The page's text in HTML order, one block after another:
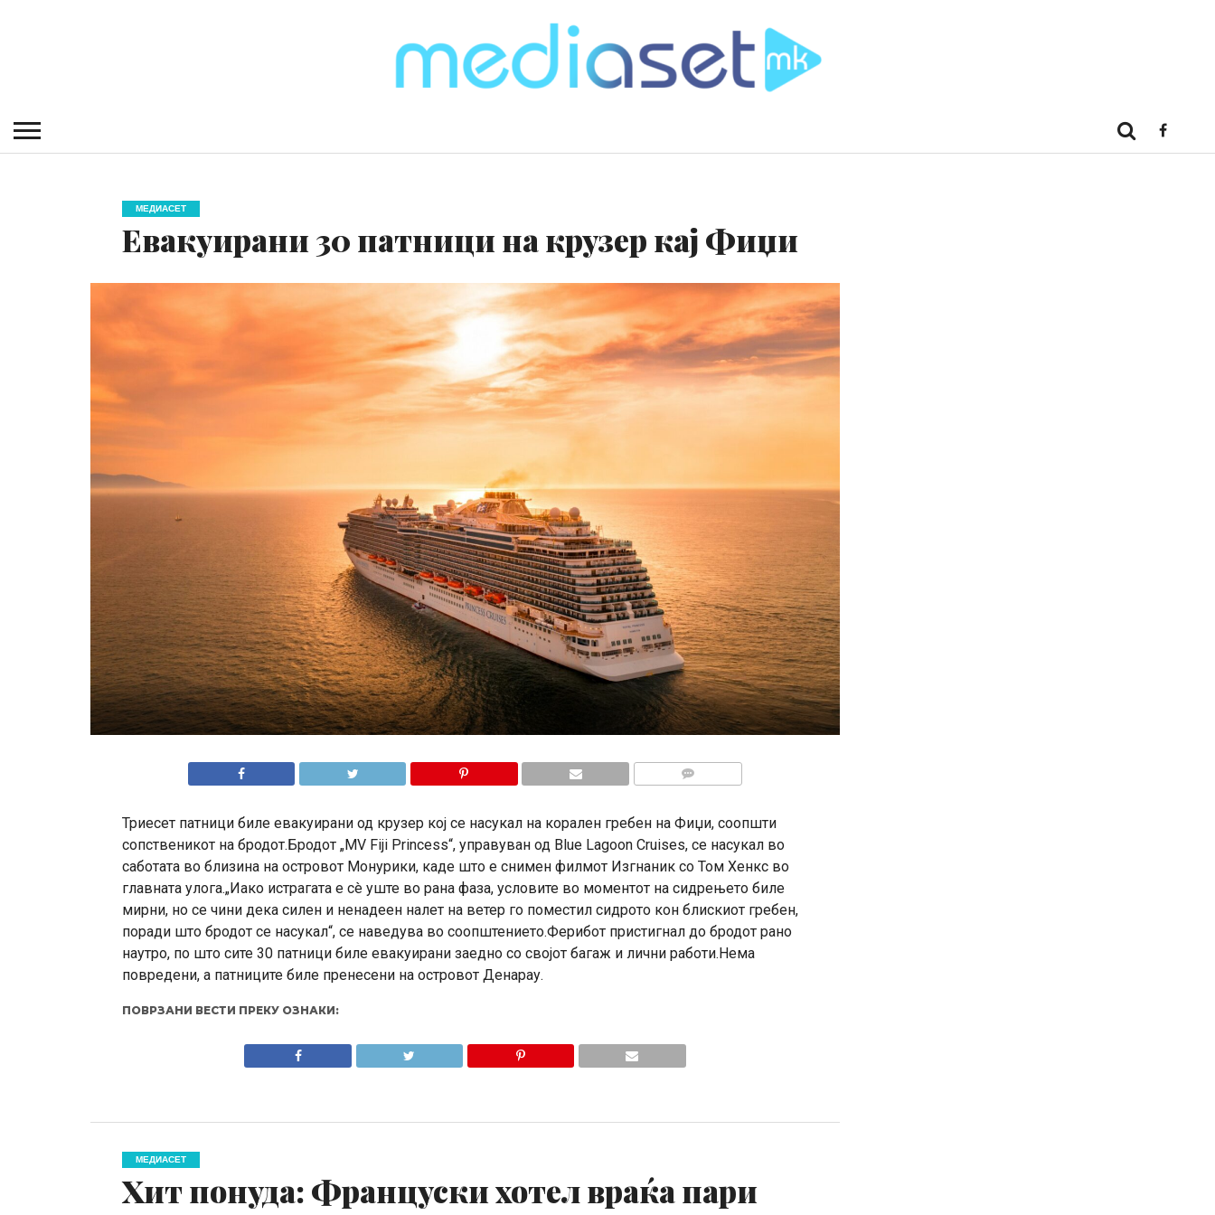
МЕДИАСЕТ
Евакуирани 30 патници на крузер кај Фиџи
Триесет патници биле евакуирани од крузер кој се насукал на корален гребен на Фиџи, соопшти
сопственикот на бродот.Бродот „MV Fiji Princess“, управуван од Blue Lagoon Cruises, се насукал во
саботата во близина на островот Монурики, каде што е снимен филмот Изгнаник со Том Хенкс во
главната улога.„Иако истрагата е сè уште во рана фаза, условите во моментот на сидрењето биле
мирни, но се чини дека силен и ненадеен налет на ветер го поместил сидрото кон блискиот гребен,
поради што бродот се насукал“, се наведува во соопштението.Ферибот пристигнал до бродот рано
наутро, по што сите 30 патници биле евакуирани заедно со својот багаж и лични работи.Нема
повредени, а патниците биле пренесени на островот Денарау.
ПОВРЗАНИ ВЕСТИ ПРЕКУ ОЗНАКИ:
МЕДИАСЕТ
Хит понуда: Француски хотел враќа пари